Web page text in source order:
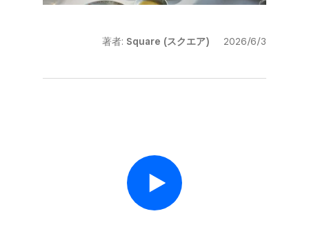
著者: Square (スクエア) 2026/6/3